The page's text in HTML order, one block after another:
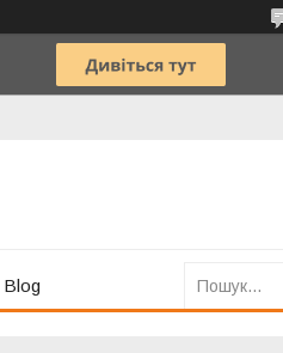
Blog